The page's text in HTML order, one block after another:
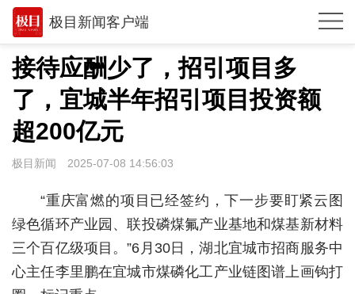
极目新闻客户端
推荐
观点
时政
湖北
世相
环球
专题
接待应酬少了，招引项目多
了，宜城半年招引项目投资额
超200亿元
极目新闻 2025-07-08 14:56:03
“重庆富燃的项目已经签约，下一步要盯紧云图
绿色循环产业园、联投磷煤氟产业基地和煤基新材料
三个百亿级项目。”6月30日，湖北宜城市招商服务中
心主任李里鹏在宜城市煤磷化工产业链图谱上画钩打